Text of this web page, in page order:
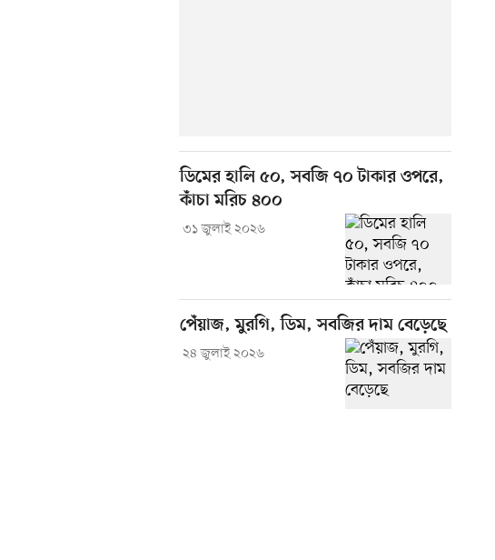
ডিমের হালি ৫০, সবজি ৭০ টাকার ওপরে,
কাঁচা মরিচ ৪০০
৩১ জুলাই ২০২৬
পেঁয়াজ, মুরগি, ডিম, সবজির দাম বেড়েছে
২৪ জুলাই ২০২৬